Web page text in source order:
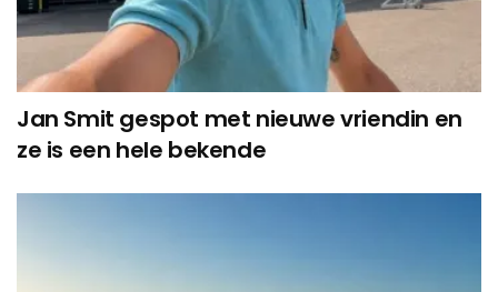
Jan Smit gespot met nieuwe vriendin en
ze is een hele bekende